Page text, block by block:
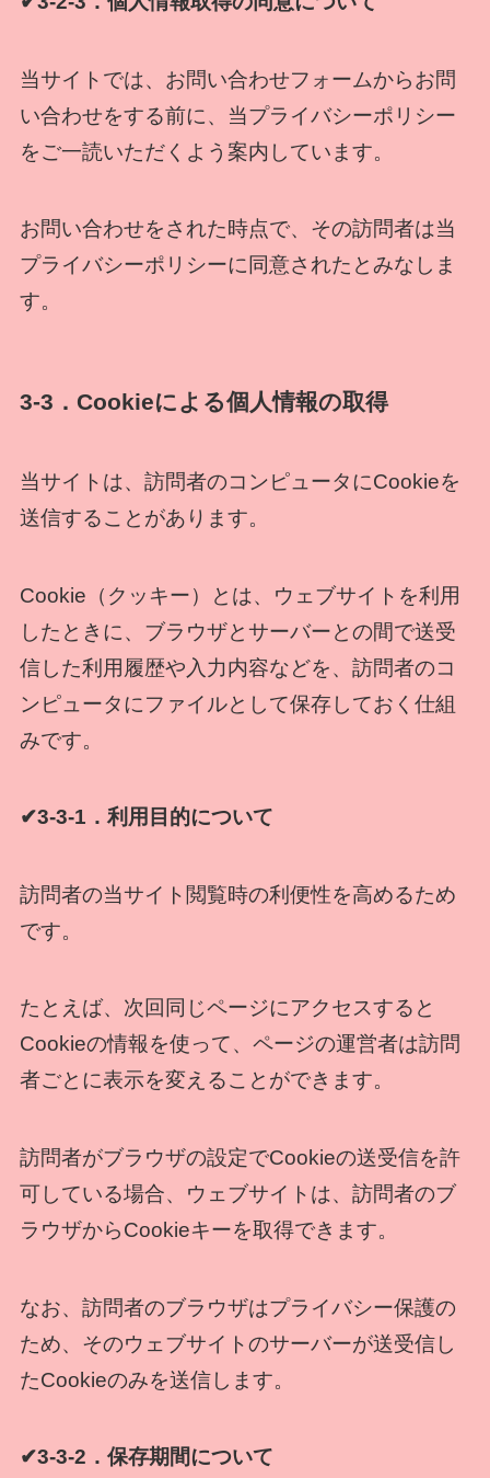
当サイトでは、お問い合わせフォームからお問
い合わせをする前に、当プライバシーポリシー
をご一読いただくよう案内しています。
お問い合わせをされた時点で、その訪問者は当
プライバシーポリシーに同意されたとみなしま
す。
3-3．Cookieによる個人情報の取得
当サイトは、訪問者のコンピュータにCookieを
送信することがあります。
Cookie（クッキー）とは、ウェブサイトを利用
したときに、ブラウザとサーバーとの間で送受
信した利用履歴や入力内容などを、訪問者のコ
ンピュータにファイルとして保存しておく仕組
みです。
✔3-3-1．利用目的について
訪問者の当サイト閲覧時の利便性を高めるため
です。
たとえば、次回同じページにアクセスすると
Cookieの情報を使って、ページの運営者は訪問
者ごとに表示を変えることができます。
訪問者がブラウザの設定でCookieの送受信を許
可している場合、ウェブサイトは、訪問者のブ
ラウザからCookieキーを取得できます。
なお、訪問者のブラウザはプライバシー保護の
ため、そのウェブサイトのサーバーが送受信し
たCookieのみを送信します。
✔3-3-2．保存期間について